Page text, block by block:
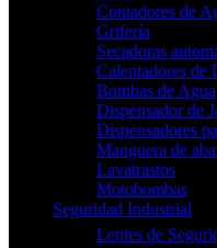
Contadores de
Grifería
Secadoras
Calentadores de
Bombas de Agua
Dispensador de
Dispensadores
Manguera de
Lavatrastos
Motobombas
Seguridad Industrial
Lentes de